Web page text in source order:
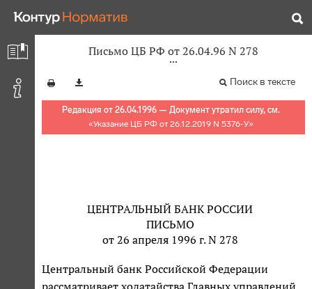
Письмо ЦБ РФ от 26.04.96 N 278
Поиск в тексте
Редакция от 26.04.1996 — Документ утратил силу, см.
«Указание ЦБ РФ от 26.12.2019 N 5376-У»
ЦЕНТРАЛЬНЫЙ БАНК РОССИИ
ПИСЬМО
от 26 апреля 1996 г. N 278
Центральный банк Российской Федерации
рассматривает ходатайства Главных управлений